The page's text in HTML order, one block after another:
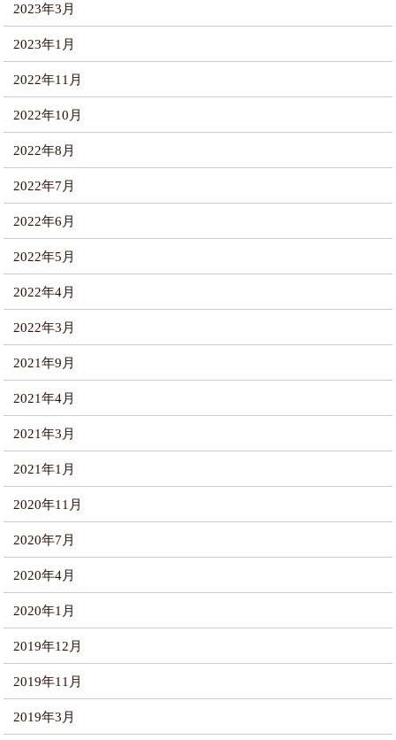
2023年3月
2023年1月
2022年11月
2022年10月
2022年8月
2022年7月
2022年6月
2022年5月
2022年4月
2022年3月
2021年9月
2021年4月
2021年3月
2021年1月
2020年11月
2020年7月
2020年4月
2020年1月
2019年12月
2019年11月
2019年3月